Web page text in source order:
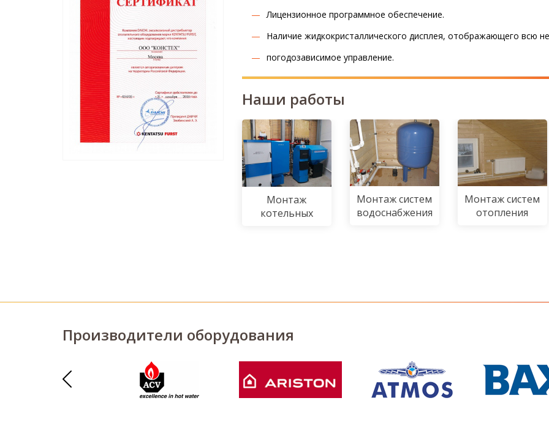
Лицензионное программное обеспечение.
Наличие жидкокристаллического дисплея, отображающего всю
погодозависимое управление.
Наши работы
Монтаж
котельных
Монтаж систем
водоснабжения
Монтаж систем
отопления
Производители оборудования